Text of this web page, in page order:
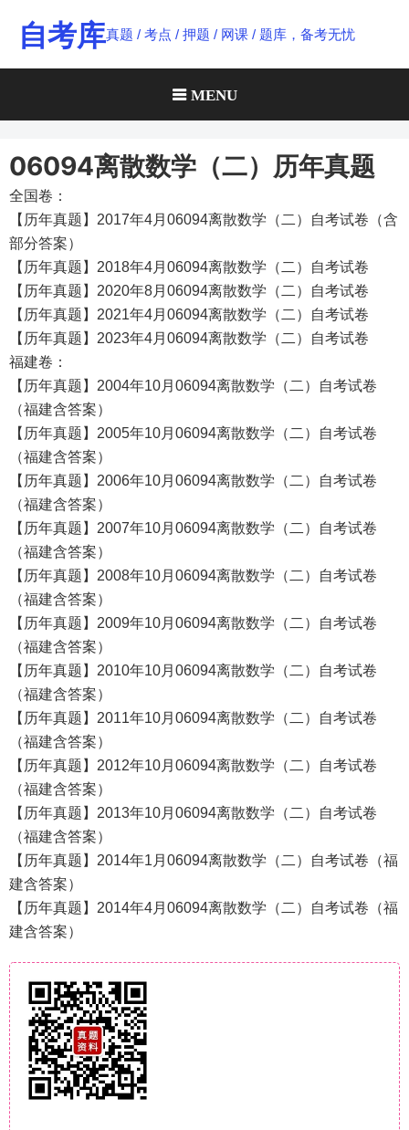
自考库真题 / 考点 / 押题 / 网课 / 题库，备考无忧
MENU
06094离散数学（二）历年真题
全国卷：
【历年真题】2017年4月06094离散数学（二）自考试卷（含
部分答案）
【历年真题】2018年4月06094离散数学（二）自考试卷
【历年真题】2020年8月06094离散数学（二）自考试卷
【历年真题】2021年4月06094离散数学（二）自考试卷
【历年真题】2023年4月06094离散数学（二）自考试卷
福建卷：
【历年真题】2004年10月06094离散数学（二）自考试卷
（福建含答案）
【历年真题】2005年10月06094离散数学（二）自考试卷
（福建含答案）
【历年真题】2006年10月06094离散数学（二）自考试卷
（福建含答案）
【历年真题】2007年10月06094离散数学（二）自考试卷
（福建含答案）
【历年真题】2008年10月06094离散数学（二）自考试卷
（福建含答案）
【历年真题】2009年10月06094离散数学（二）自考试卷
（福建含答案）
【历年真题】2010年10月06094离散数学（二）自考试卷
（福建含答案）
【历年真题】2011年10月06094离散数学（二）自考试卷
（福建含答案）
【历年真题】2012年10月06094离散数学（二）自考试卷
（福建含答案）
【历年真题】2013年10月06094离散数学（二）自考试卷
（福建含答案）
【历年真题】2014年1月06094离散数学（二）自考试卷（福
建含答案）
【历年真题】2014年4月06094离散数学（二）自考试卷（福
建含答案）